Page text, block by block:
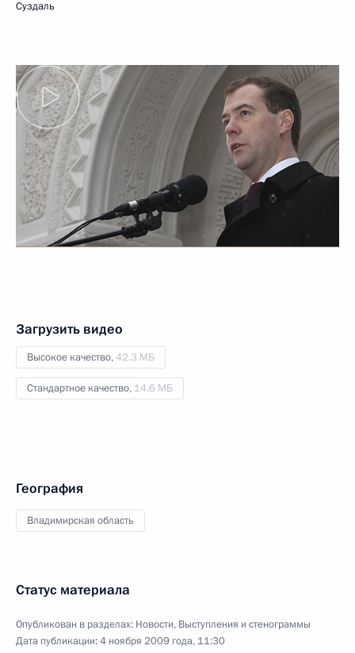
Суздаль
Загрузить видео
Высокое качество,42.3 МБ
Стандартное качество, 14.6 МБ
География
Владимирская область
Статус материала
Опубликован в разделах: Новости, Выступления и стенограммы
Дата публикации:4 ноября 2009 года, 11:30